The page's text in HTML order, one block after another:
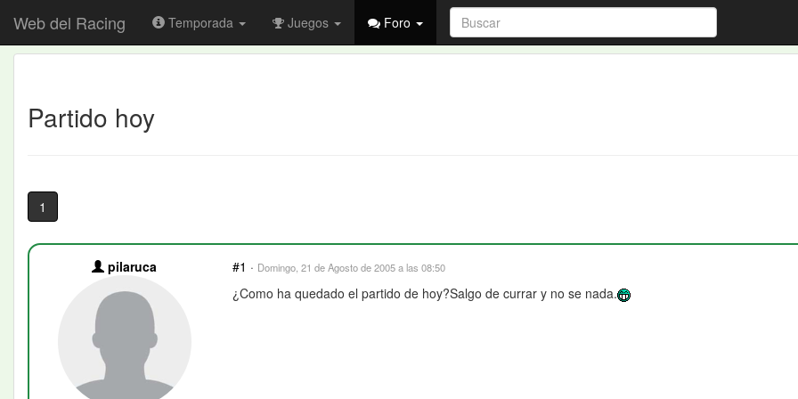
Web del Racing Temporada Juegos Foro
Partido hoy
1
pilaruca #1 · Domingo, 21 de Agosto de 2005 a las 08:50
¿Como ha quedado el partido de hoy?Salgo de currar y no se nada.